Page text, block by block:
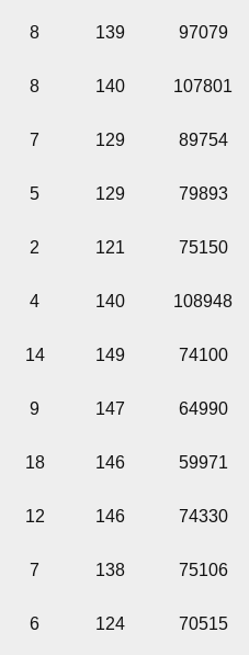
8 139 97079
8 140 107801
7 129 89754
5 129 79893
2 121 75150
4 140 108948
14 149 74100
9 147 64990
18 146 59971
12 146 74330
7 138 75106
6 124 70515